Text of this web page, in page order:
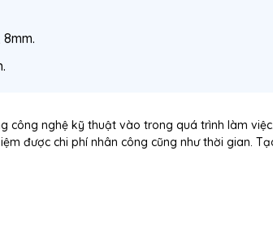
công nghệ kỹ thuật vào trong quá trình làm
được chi phí nhân công cũng như thời gian.